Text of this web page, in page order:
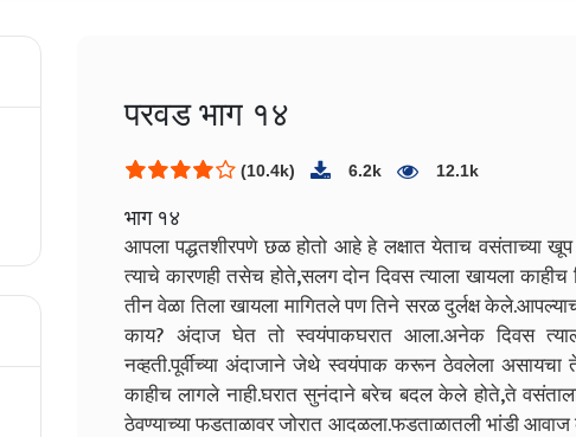
परवड भाग १४
(10.4k) 6.2k 12.1k
भाग १४
आपला पद्धतशीरपणे छळ होतो आहे हे लक्षात येताच वसंताच्या
त्याचे कारणही तसेच होते,सलग दोन दिवस त्याला खायला
तीन वेळा तिला खायला मागितले पण तिने सरळ दुर्लक्ष
काय? अंदाज घेत तो स्वयंपाकघरात आला.अनेक दिवस
नव्हती.पूर्वीच्या अंदाजाने जेथे स्वयंपाक करून ठेवलेला असायचा
काहीच लागले नाही.घरात सुनंदाने बरेच बदल केले होते,ते
ठेवण्याच्या फडताळावर जोरात आदळला.फडताळातली भांडी